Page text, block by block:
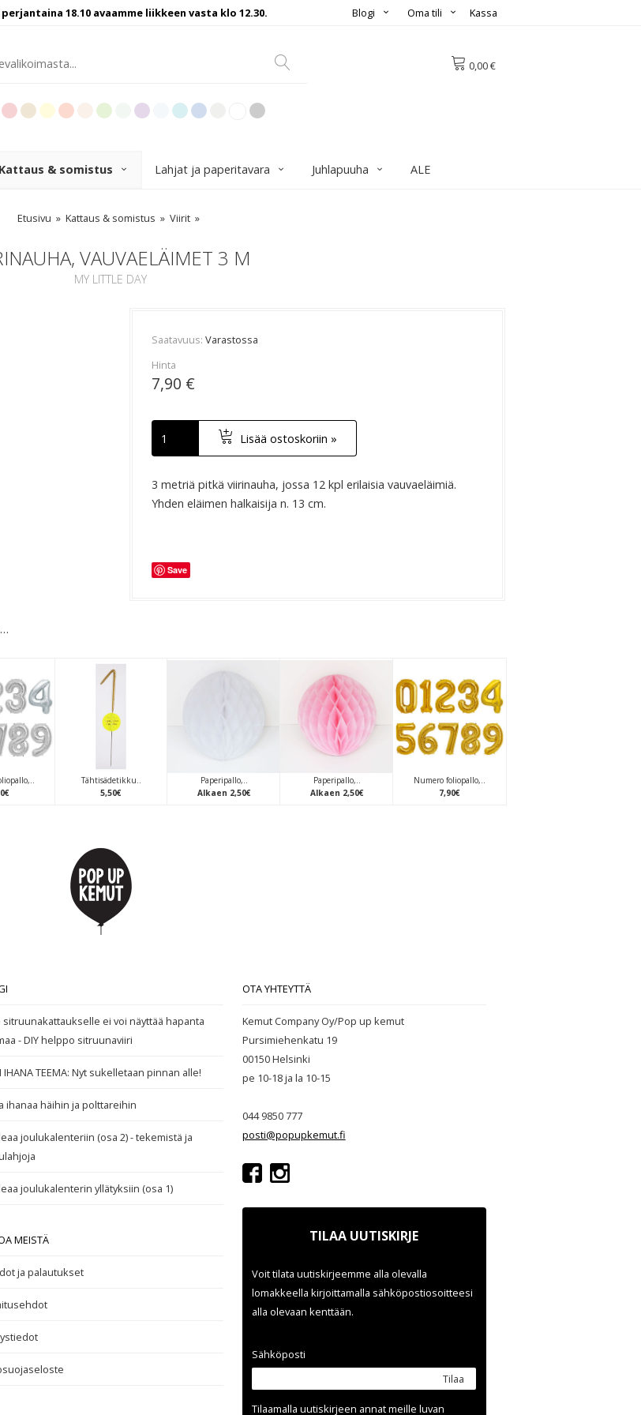
18.10 avaamme liikkeen vasta klo 12.30. Kassa
Oma tili
Blogi
0,00 €
Kattaus & somistus Lahjat ja paperitavara Juhlapuuha ALE
Etusivu Kattaus & somistus Viirit
VAUVAELÄIMET 3 M
MY LITTLE DAY
Saatavuus Varastossa
Hinta
7,90 €
Lisää ostoskoriin »
3 metriä pitkä viirinauha, jossa 12 kpl erilaisia vauvaeläimiä.
Yhden eläimen halkaisija n. 13 cm.
Save
€
Tähtisädetikku..
5,50€
Paperipallo,..
Alkaen 2,50€
Paperipallo,..
Alkaen 2,50€
Numero foliopallo,..
7,90€
sitruunakattaukselle ei voi näyttää hapanta
- DIY helppo sitruunaviiri
IHANA TEEMA: Nyt sukelletaan pinnan alle!
ihanaa häihin ja polttareihin
joulukalenteriin (osa 2) - tekemistä ja
joulukalenterin yllätyksiin (osa 1)
MEISTÄ
ja palautukset
OTA YHTEYTTÄ
Kemut Company Oy/Pop up kemut
Pursimiehenkatu 19
00150 Helsinki
pe 10-18ja la 10-15
044 9850 777
posti@popupkemut.fi
TILAA UUTISKIRJE
Voit tilata uutiskirjeemme alla olevalla
lomakkeella kirjoittamalla sähköpostiosoitteesi
alla olevaan kenttään.
Sähköposti
Tilaa
Tilaamalla uutis­kirjeen annat meille luvan